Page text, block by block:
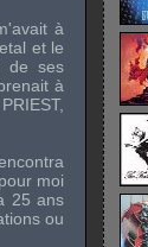
à
et le
de ses
à
,
moi
25 ans
ou